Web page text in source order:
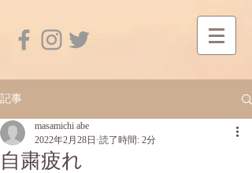
記事
自粛疲れ
masamichi abe
2022年2月28日 読了時間: 2分